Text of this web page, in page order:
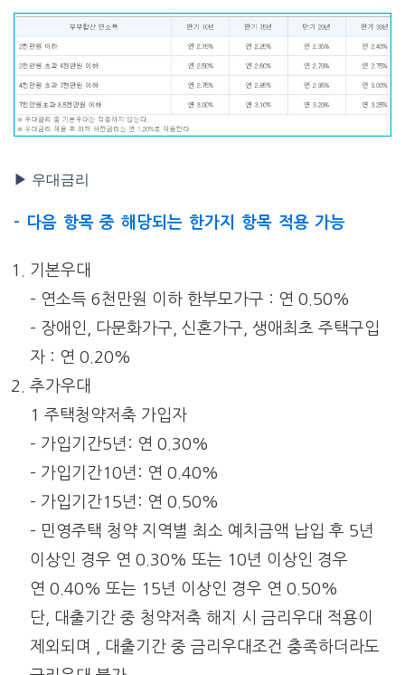
▶ 우대금리
– 다음 항목 중 해당되는 한가지 항목 적용 가능
기본우대
– 연소득 6천만원 이하 한부모가구 : 연 0.50%
– 장애인, 다문화가구, 신혼가구, 생애최초 주택구입
자 : 연 0.20%
추가우대
1 주택청약저축 가입자
– 가입기간5년: 연 0.30%
– 가입기간10년: 연 0.40%
– 가입기간15년: 연 0.50%
– 민영주택 청약 지역별 최소 예치금액 납입 후 5년
이상인 경우 연 0.30% 또는 10년 이상인 경우
연 0.40% 또는 15년 이상인 경우 연 0.50%
단, 대출기간 중 청약저축 해지 시 금리우대 적용이
제외되며 , 대출기간 중 금리우대조건 충족하더라도